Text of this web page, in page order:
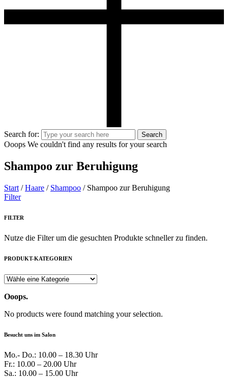
Search for: Search
Ooops We couldn't find any results for your search
Shampoo zur Beruhigung
Start /Haare / Shampoo / Shampoo zur Beruhigung
Filter
FILTER
Nutze die Filter um die gesuchten Produkte schneller zu finden.
PRODUKT-KATEGORIEN
Ooops.
No products were found matching your selection.
Besucht uns im Salon
Mo.- Do.: 10.00 – 18.30 Uhr
Fr.: 10.00 – 20.00 Uhr
Sa.: 10.00 – 15.00 Uhr